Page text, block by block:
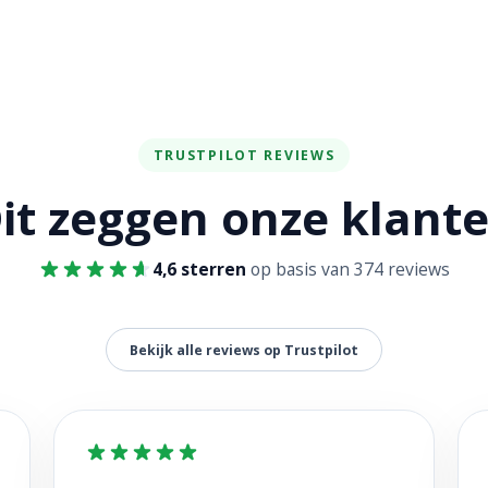
TRUSTPILOT REVIEWS
zeggen onze
4,6 sterren op basis van 374 reviews
Bekijk alle reviews op Trustpilot